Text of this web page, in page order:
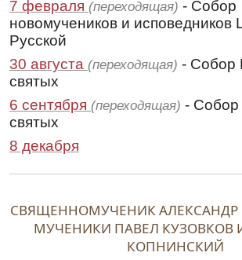
7 февраля (переходящая) - Собор
новомучеников и исповедников
Русской
30 августа (переходящая) - Собор
святых
6 сентября (переходящая) - Собор
святых
8 декабря
СВЯЩЕННОМУЧЕНИК
МУЧЕНИКИ ПАВЕЛ КУЗОВКОВ
КОПНИНСКИЙ